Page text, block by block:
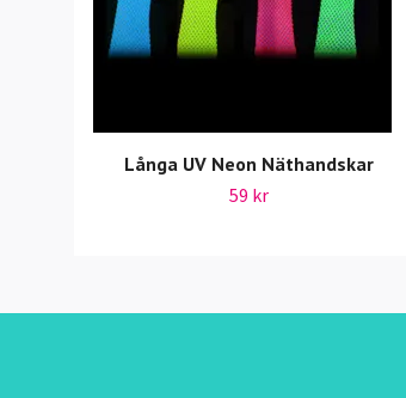
Långa UV Neon Näthandskar
59 kr